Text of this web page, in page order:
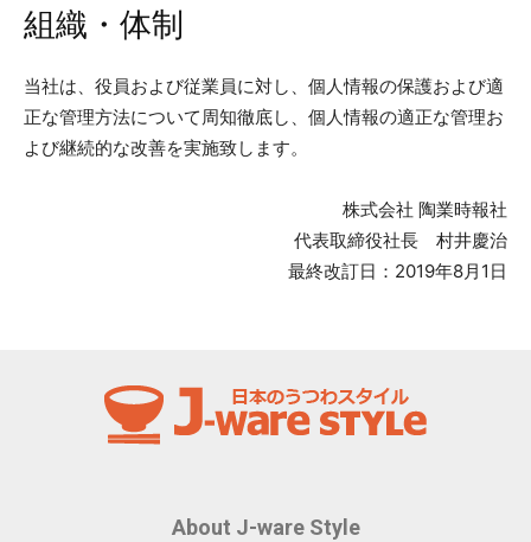
組織・体制
当社は、役員および従業員に対し、個人情報の保護および適
正な管理方法について周知徹底し、個人情報の適正な管理お
よび継続的な改善を実施致します。
株式会社 陶業時報社
代表取締役社長 村井慶治
最終改訂日：2019年8月1日
About J-ware Style